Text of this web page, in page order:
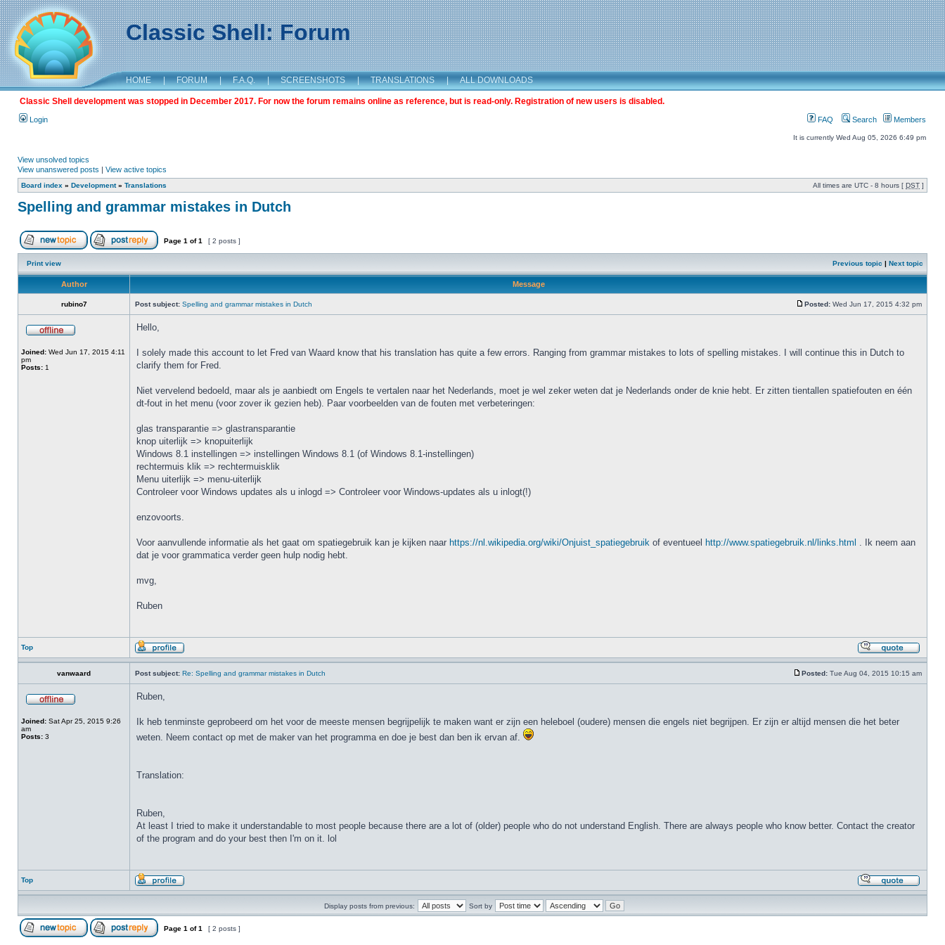
Classic Shell: Forum
HOME | FORUM | F.A.Q. | SCREENSHOTS | TRANSLATIONS | ALL DOWNLOADS
Classic Shell development was stopped in December 2017. For now the forum remains online as reference, but is read-only. Registration of new users is disabled.
Login FAQ Search Members
It is currently Wed Aug 05, 2026 6:49 pm
View unsolved topics
View unanswered posts | View active topics
Board index » Development» Translations All times are UTC - 8 hours [ DST ]
Spelling and grammar mistakes in Dutch
Page 1 of1 [ 2 posts ]
Print view Previous topic | Next topic
Author Message
rubino7 Post subject: Spelling and grammar mistakes in Dutch Posted: Wed Jun 17, 2015 4:32 pm
Joined: Wed Jun 17, 2015 4:11
pm
Posts: 1
Hello,
I solely made this account to let Fred van Waard know that his translation has quite a few errors. Ranging from grammar mistakes to lots of spelling mistakes. I will continue this in Dutch to
clarify them for Fred.
Niet vervelend bedoeld, maar als je aanbiedt om Engels te vertalen naar het Nederlands, moet je wel zeker weten dat je Nederlands onder de knie hebt. Er zitten tientallen spatiefouten en één
dt-fout in het menu (voor zover ik gezien heb). Paar voorbeelden van de fouten met verbeteringen:
glas transparantie => glastransparantie
knop uiterlijk => knopuiterlijk
Windows 8.1 instellingen => instellingen Windows 8.1 (of Windows 8.1-instellingen)
rechtermuis klik => rechtermuisklik
Menu uiterlijk => menu-uiterlijk
Controleer voor Windows updates als u inlogd => Controleer voor Windows-updates als u inlogt(!)
enzovoorts.
Voor aanvullende informatie als het gaat om spatiegebruik kan je kijken naar https://nl.wikipedia.org/wiki/Onjuist_spatiegebruik of eventueel http://www.spatiegebruik.nl/links.html . Ik neem aan
dat je voor grammatica verder geen hulp nodig hebt.
mvg,
Ruben
Top
vanwaard Post subject: Re: Spelling and grammar mistakes in Dutch Posted: Tue Aug 04, 2015 10:15 am
Joined: Sat Apr 25, 2015 9:26
am
Posts: 3
Ruben,
Ik heb tenminste geprobeerd om het voor de meeste mensen begrijpelijk te maken want er zijn een heleboel (oudere) mensen die engels niet begrijpen. Er zijn er altijd mensen die het beter
weten. Neem contact op met de maker van het programma en doe je best dan ben ik ervan af.
Translation:
Ruben,
At least I tried to make it understandable to most people because there are a lot of (older) people who do not understand English. There are always people who know better. Contact the creator
of the program and do your best then I'm on it. lol
Top
Display posts from previous: Sort by
Page 1 of1 [ 2 posts ]